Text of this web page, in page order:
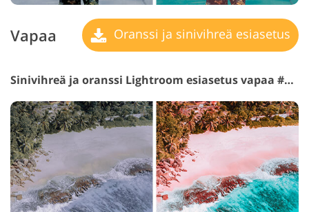
Vapaa Oranssi ja sinivihreä esiasetus
Sinivihreä ja oranssi Lightroom esiasetus vapaa #28 "Red Planet"